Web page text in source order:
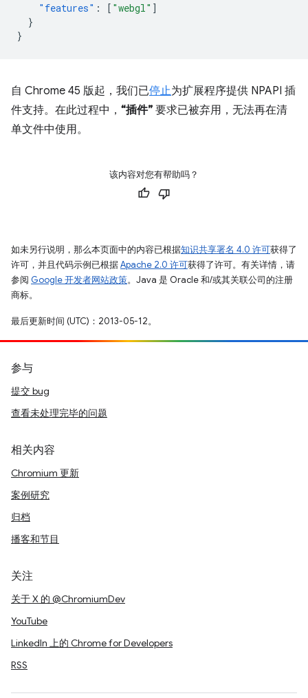
"features" : [ "webgl" ]
}
}
自 Chrome 45 版起，我们已停止为扩展程序提供 NPAPI 插
件支持。在此过程中， “插件” 要求已被弃用，无法再在清
单文件中使用。
该内容对您有帮助吗？
如未另行说明，那么本页面中的内容已根据知识共享署名 4.0 许可获得了
许可，并且代码示例已根据Apache 2.0 许可获得了许可。有关详情，请
参阅 Google 开发者网站政策。Java 是 Oracle 和/或其关联公司的注册
商标。
最后更新时间 (UTC)：2013-05-12。
参与
提交 bug
查看未处理完毕的问题
相关内容
Chromium 更新
案例研究
归档
播客和节目
关注
关于 X 的 @ChromiumDev
YouTube
LinkedIn 上的 Chrome for Developers
RSS